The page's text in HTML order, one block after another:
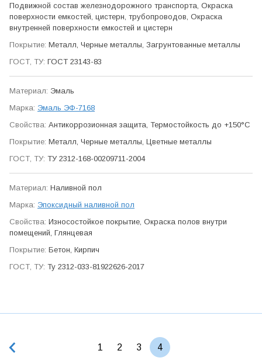
Подвижной состав железно­дорожного транспорта, Окраска
поверхности емкостей, цистерн, трубо­проводов, Окраска
внутренней поверхности емкостей и цистерн
Металл, Черные металлы, Загрунтованные металлы
ГОСТ 23143-83
Эмаль
Эмаль ЭФ-7168
Антикор­розионная защита, Термо­стойкость до +150°C
Металл, Черные металлы, Цветные металлы
ТУ 2312-168-00209711-2004
Наливной пол
Эпоксидный наливной пол
Износо­стойкое покрытие, Окраска полов внутри
помещений, Глянцевая
Бетон, Кирпич
Ту 2312-033-81922626-2017
1 2 3 4